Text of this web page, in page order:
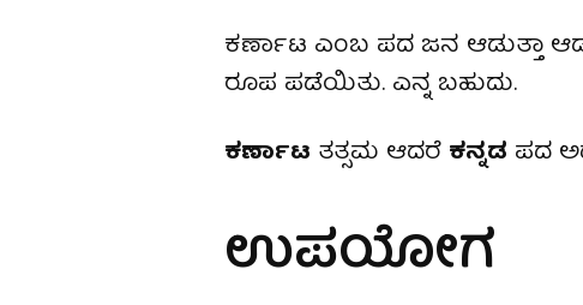
ಕರ್ಣಾಟ ಎಂಬ ಪದ ಜನ ಆಡುತ್ತಾ
ರೂಪ ಪಡೆಯಿತು. ಎನ್ನ ಬಹುದು.
ಕರ್ಣಾಟ ತತ್ಸಮ ಆದರೆ ಕನ್ನಡ ಪದ
ಉಪಯೋಗ